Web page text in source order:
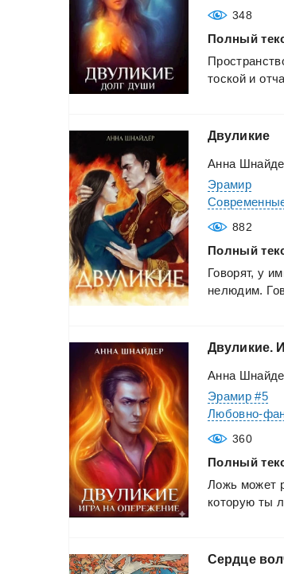
348
Полный
тоской и
Двуликие
Аннa
Эрамир
882
Полный
Говорят, у
нелюдим.
Двуликие.
Анна
Эрамир #5
Любовно-
360
Полный
Ложь может
которую ты
Сердце